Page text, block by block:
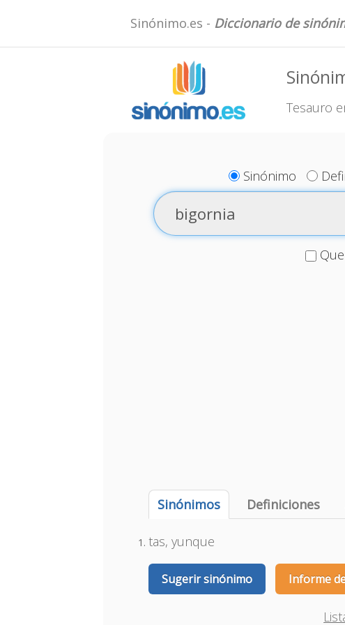
Sinónimo.es - Diccionario de
Tesauro
Sinónimo
Sinónimos Definiciones
tas, yunque
Sugerir sinónimo Informe